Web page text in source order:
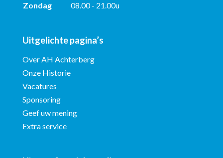
Zondag
08.00 - 21.00u
Uitgelichte pagina’s
Over AH Achterberg
Onze Historie
Vacatures
Sponsoring
Geef uw mening
Extra service